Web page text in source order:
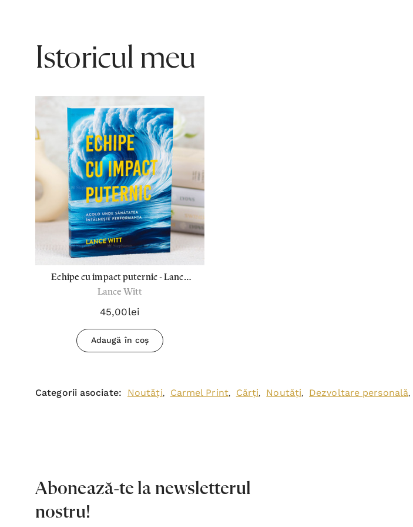
Istoricul meu
Echipe cu impact puternic - Lance
Witt
Lance Witt
45,00lei
Adaugă în coș
Categorii asociate: Noutăți, Carmel Print, Cărți, Noutăți, Dezvoltare personală,
Abonează-te la newsletterul
nostru!